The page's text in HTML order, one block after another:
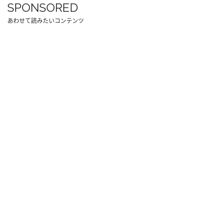
SPONSORED
あわせて読みたいコンテンツ